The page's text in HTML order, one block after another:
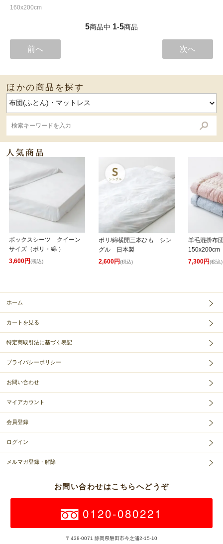
160x200cm
5商品中 1-5商品
前へ 次へ
ほかの商品を探す
ボックスシーツ クイーン
サイズ（ポリ・綿 ）
3,600円(税込)
ポリ/綿横開三本ひも シン
グル 日本製
2,600円(税込)
羊毛混掛布
150x200cm
7,300円(税込)
ホーム
カートを見る
特定商取引法に基づく表記
プライバシーポリシー
お問い合わせ
マイアカウント
会員登録
ログイン
メルマガ登録・解除
お問い合わせはこちらへどうぞ
0120-080221
〒438-0071 静岡県磐田市今之浦2-15-10